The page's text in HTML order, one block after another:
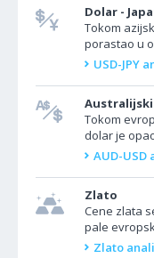
Dolar -
Tokom
porastao u
iznad
USD-JPY
Australijski
Tokom
dolar je
se oko
AUD-USD
Zlato
Cene zlata
pale
iznad važnih
Zlato